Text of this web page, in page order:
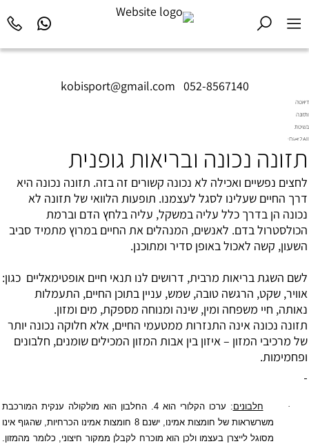
kobisport@gmail.com 052-8567140
דיאטה
ותזונה
בשיטת
Diet2All:
שמאחורי
המושלם.
תזונה נכונה ובריאות גופנית
לחצים נפשיים ואכילה לא נכונה קשורים זה בזה. תזונה נכונה היא
דרך החיים שעלינו לסגל לעצמנו. תופעות הלוואי של תזונה לא
נכונה הן בדרך כלל עליה במשקל, עליה בלחץ הדם וברמת
הכולסטרול בדם. לאנשים, המנהלים את החיים במרוץ מתמיד סביב
השעון, קשה לאכול באופן סדיר ומתוכנן.
לשם השגת בריאות מרבית, דרושים לנו תנאי חיים אופטימאליים כגון:
אוויר, שקט, הרגשה טובה, שמש, עניין בתוכן החיים, התעמלות
נאותה, חיי משפחה ומין, שינה ומנוחה מספקת, מים ומזון.
תזונה נכונה אינה התנזרות ממטעמי החיים, אלא חלוקה נכונה יותר
של מרכיבי המזון – איזון בין אבות המזון המכילים שומנים, חלבונים
ופחמימות.
· חלבונים
: ערכו הקלורי הוא 4. החלבון הוא מולקולה ענקית המורכבת
משרשראות של חומצות אמינו, ישנם 8 חומצות אמינו הכרחיות, שהגוף אינו
מסוגל לייצרן בעצמו ולכן הוא מוכרח לקבלן ממקור חיצוני, כלומר מהמזון.